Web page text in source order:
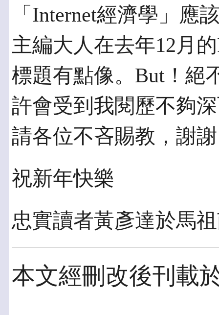
「Internet經濟學」應
主編大人在去年12月
標題有點像。But！絕
許會受到我閱歷不夠
請各位不吝賜教，謝
祝新年快樂
忠實讀者黃彥達於馬
本文經刪改後刊載